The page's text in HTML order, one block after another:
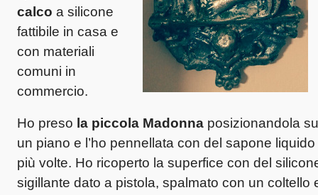
calco a silicone
fattibile in casa e
con materiali
comuni in
commercio.
Ho preso la piccola Madonna posizionandola su
un piano e l’ho pennellata con del sapone liquido
più volte. Ho ricoperto la superfice con del
sigillante dato a pistola, spalmato con un coltello